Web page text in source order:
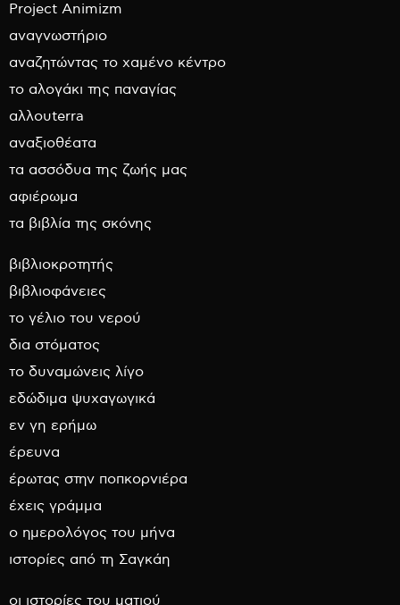
Project Animizm
αναγνωστήριο
αναζητώντας το χαμένο κέντρο
το αλογάκι της παναγίας
αλλουterra
αναξιοθέατα
τα ασσόδυα της ζωής μας
αφιέρωμα
τα βιβλία της σκόνης
βιβλιοκροτητής
βιβλιοφάνειες
το γέλιο του νερού
δια στόματος
το δυναμώνεις λίγο
εδώδιμα ψυχαγωγικά
εν γη ερήμω
έρευνα
έρωτας στην ποπκορνιέρα
έχεις γράμμα
ο ημερολόγος του μήνα
ιστορίες από τη Σαγκάη
οι ιστορίες του ματιού